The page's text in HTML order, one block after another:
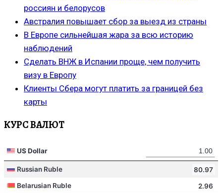
россиян и белорусов
Австралия повышает сбор за выезд из страны
В Европе сильнейшая жара за всю историю
наблюдений
Сделать ВНЖ в Испании проще, чем получить
визу в Европу
Клиенты Сбера могут платить за границей без
карты
КУРС ВАЛЮТ